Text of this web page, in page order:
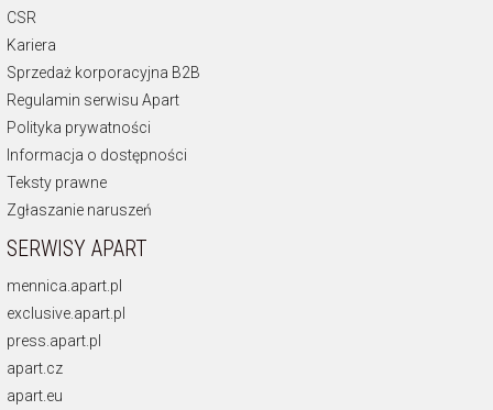
CSR
Kariera
Sprzedaż korporacyjna B2B
Regulamin serwisu Apart
Polityka prywatności
Informacja o dostępności
Teksty prawne
Zgłaszanie naruszeń
SERWISY APART
mennica.apart.pl
exclusive.apart.pl
press.apart.pl
apart.cz
apart.eu